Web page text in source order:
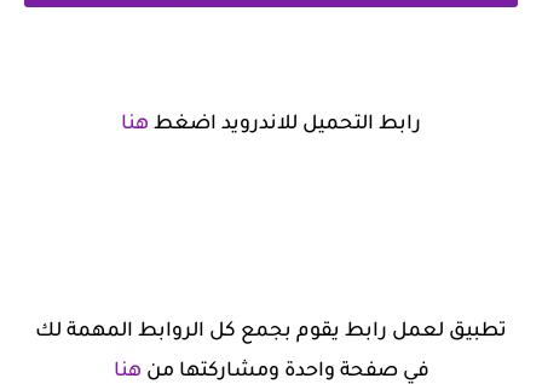
رابط التحميل للاندرويد اضغط هنا
تطبيق لعمل رابط يقوم بجمع كل الروابط المهمة لك
في صفحة واحدة ومشاركتها من هنا